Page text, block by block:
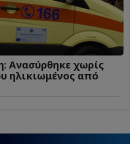
Ανασύρθηκε χωρίς
ηλικιωμένος από